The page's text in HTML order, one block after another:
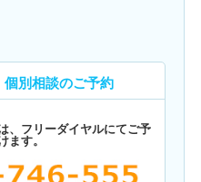
別相談のご予約
、フリーダイヤルにてご予
ます。